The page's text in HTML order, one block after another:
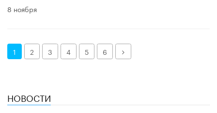
8 ноября
1 2 3 4 5 6 Далее
НОВОСТИ